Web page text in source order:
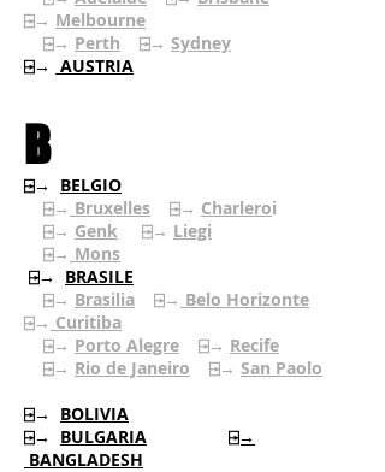
⍈→ Melbourne
⍈→ Perth ⍈→ Sydney
⍈→ AUSTRIA
B
⍈→ BELGIO
⍈→ Bruxelles ⍈→ Charleroi
⍈→ Genk ⍈→ Liegi
⍈→ Mons
⍈→ BRASILE
⍈→ Brasilia ⍈→ Belo Horizonte
⍈→ Curitiba
⍈→ Porto Alegre ⍈→ Recife
⍈→ Rio de Janeiro ⍈→ San Paolo
⍈→ BOLIVIA
⍈→ BULGARIA
⍈→
BANGLADESH